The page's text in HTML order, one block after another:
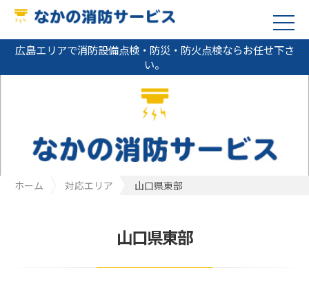
広島エリアで消防設備点検・防災・防火点検ならお任せ下さ
い。
ホーム 対応エリア 山口県東部
山口県東部